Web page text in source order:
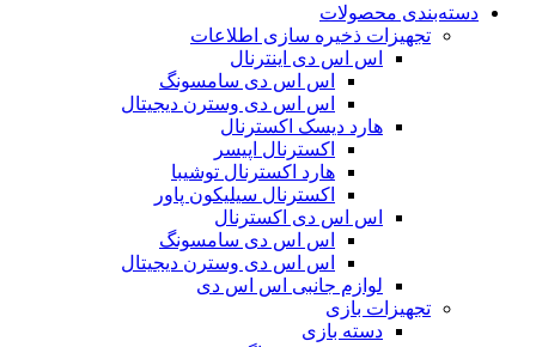
دسته‌بندی محصولات
تجهیزات ذخیره سازی اطلاعات
اس اس دی اینترنال
اس اس دی سامسونگ
اس اس دی وسترن دیجیتال
هارد دیسک اکسترنال
اکسترنال اپیسر
هارد اکسترنال توشیبا
اکسترنال سیلیکون پاور
اس اس دی اکسترنال
اس اس دی سامسونگ
اس اس دی وسترن دیجیتال
لوازم جانبی اس اس دی
تجهیزات بازی
دسته بازی